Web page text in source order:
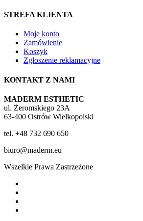
STREFA KLIENTA
Moje konto
Zamówienie
Koszyk
Zgłoszenie reklamacyjne
KONTAKT Z NAMI
MADERM ESTHETIC
ul. Żeromskiego 23A
63-400 Ostrów Wielkopolski
tel. +48 732 690 650
biuro@maderm.eu
Wszelkie Prawa Zastrzeżone